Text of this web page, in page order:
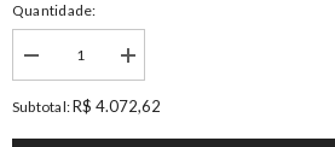
Quantidade:
Decrease
quantity
for
Tapete
Retangular
Increase
quantity
for
Tapete
Retangular
Subtotal:R$ 4.072,62